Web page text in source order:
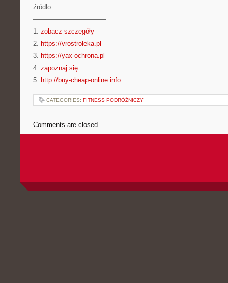
źródło:
———————————
1. zobacz szczegóły
2. https://vrostroleka.pl
3. https://yax-ochrona.pl
4. zapoznaj się
5. http://buy-cheap-online.info
CATEGORIES: FITNESS PODRÓŻNICZY
Comments are closed.